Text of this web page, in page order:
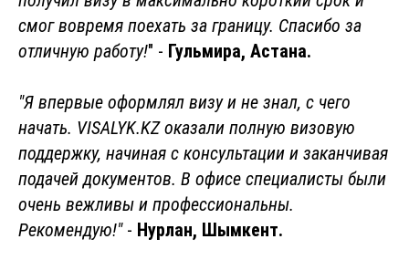
смог вовремя поехать за границу. Спасибо за
отличную работу!" - Гульмира, Астана.
"Я впервые оформлял визу и не знал, с чего
начать. VISALYK.KZ оказали полную визовую
поддержку, начиная с консультации и заканчивая
подачей документов. В офисе специалисты были
очень вежливы и профессиональны.
Рекомендую!"- Нурлан, Шымкент.